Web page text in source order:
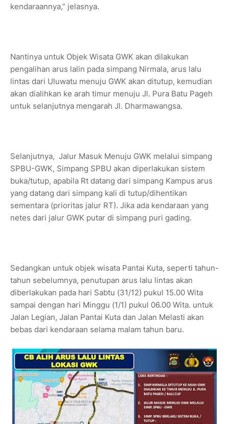
kendaraannya,” jelasnya.
Nantinya untuk Objek Wisata GWK akan dilakukan
pengalihan arus lalin pada simpang Nirmala, arus lalu
lintas dari Uluwatu menuju GWK akan ditutup, kemudian
akan dialihkan ke arah timur menuju Jl. Pura Batu Pageh
untuk selanjutnya mengarah Jl. Dharmawangsa.
Selanjutnya, Jalur Masuk Menuju GWK melalui simpang
SPBU-GWK, Simpang SPBU akan diperlakukan sistem
buka/tutup, apabila Rt datang dari simpang Kampus arus
yang datang dari simpang kali di tutup/dihentikan
sementara (prioritas jalur RT). Jika ada kendaraan yang
netes dari jalur GWK putar di simpang puri gading.
Sedangkan untuk objek wisata Pantai Kuta, seperti tahun-
tahun sebelumnya, penutupan arus lalu lintas akan
diberlakukan pada hari Sabtu (31/12) pukul 15.00 Wita
sampai dengan hari Minggu (1/1) pukul 06.00 Wita. untuk
Jalan Legian, Jalan Pantai Kuta dan Jalan Melasti akan
bebas dari kendaraan selama malam tahun baru.